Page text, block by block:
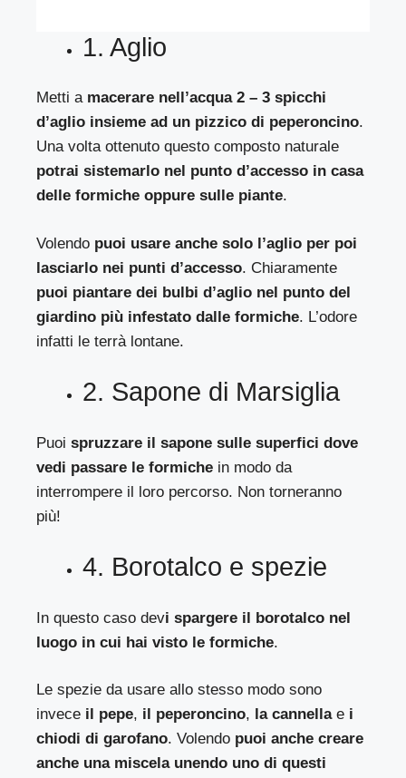
1. Aglio
Metti a macerare nell’acqua 2 – 3 spicchi
d’aglio insieme ad un pizzico di peperoncino.
Una volta ottenuto questo composto naturale
potrai sistemarlo nel punto d’accesso in casa
delle formiche oppure sulle piante.
Volendo puoi usare anche solo l’aglio per poi
lasciarlo nei punti d’accesso. Chiaramente
puoi piantare dei bulbi d’aglio nel punto del
giardino più infestato dalle formiche. L’odore
infatti le terrà lontane.
2. Sapone di Marsiglia
Puoispruzzare il sapone sulle superfici dove
vedi passare le formiche in modo da
interrompere il loro percorso. Non torneranno
più!
4. Borotalco e spezie
In questo caso devi spargere il borotalco nel
luogo in cui hai visto le formiche.
Le spezie da usare allo stesso modo sono
invece il pepe, il peperoncino, la cannellae i
chiodi di garofano. Volendo puoi anche creare
anche una miscela unendo uno di questi